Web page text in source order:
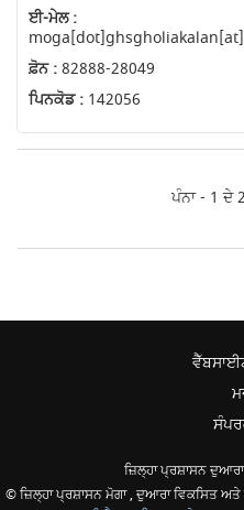
ਈ-ਮੇਲ :
ਫ਼ੋਨ :82888-28049
ਪਿਨਕੋਡ :142056
ਪੰਨਾ - 1 ਦੇ
ਜ਼ਿਲ੍ਹਾ ਪ੍ਰਸ਼ਾਸਨ
© ਜ਼ਿਲ੍ਹਾ ਪ੍ਰਸ਼ਾਸਨ ਮੋਗਾ , ਦੁਆਰਾ ਵਿਕਸਿਤ